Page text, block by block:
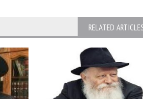
RELATED